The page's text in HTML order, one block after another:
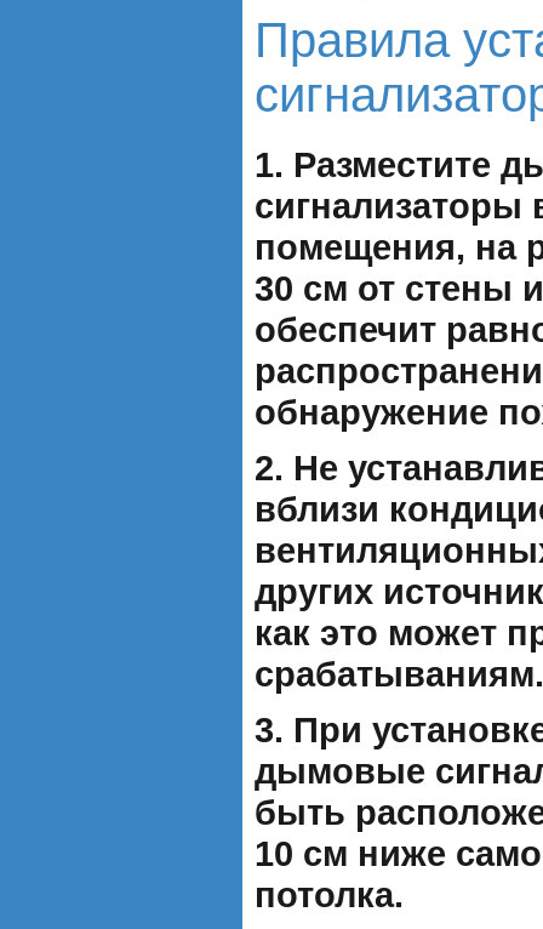
Правила
1. Разместите
сигнализаторы
помещения, на
30 см от стены
обеспечит
обнаружение
2. Не
вблизи
других
как это может
срабатываниям.
3. При
дымовые
быть
10 см ниже
потолка.